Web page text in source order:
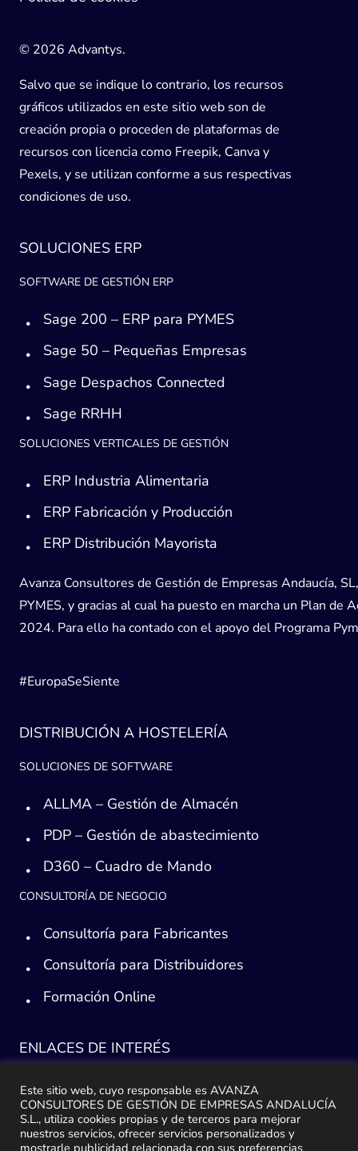
© 2026 Advantys.
Salvo que se indique lo contrario, los recursos
gráficos utilizados en este sitio web son de
creación propia o proceden de plataformas de
recursos con licencia como Freepik, Canva y
Pexels, y se utilizan conforme a sus respectivas
condiciones de uso.
SOLUCIONES ERP
SOFTWARE DE GESTIÓN ERP
Sage 200 – ERP para PYMES
Sage 50 – Pequeñas Empresas
Sage Despachos Connected
Sage RRHH
SOLUCIONES VERTICALES DE GESTIÓN
ERP Industria Alimentaria
ERP Fabricación y Producción
ERP Distribución Mayorista
Avanza Consultores de Gestión de Empresas Andaucía,
PYMES, y gracias al cual ha puesto en marcha un Plan
2024. Para ello ha contado con el apoyo del Programa
#EuropaSeSiente
DISTRIBUCIÓN A HOSTELERÍA
SOLUCIONES DE SOFTWARE
ALLMA – Gestión de Almacén
PDP – Gestión de abastecimiento
D360 – Cuadro de Mando
CONSULTORÍA DE NEGOCIO
Consultoría para Fabricantes
Consultoría para Distribuidores
Formación Online
ENLACES DE INTERÉS
Consultoría ERP Sage
Implantación ERP
Este sitio web, cuyo responsable es AVANZA
CONSULTORES DE GESTIÓN DE EMPRESAS ANDALUCÍA
S.L., utiliza cookies propias y de terceros para mejorar
nuestros servicios, ofrecer servicios personalizados y
mostrarle publicidad relacionada con sus preferencias